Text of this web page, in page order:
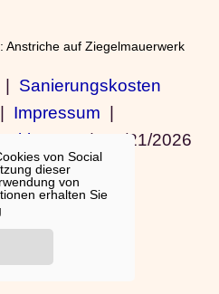
von Social
dieser
von
erhalten Sie
: Anstriche auf Ziegelmauerwerk
| Sanierungskosten
| Impressum |
|
02/21/2026